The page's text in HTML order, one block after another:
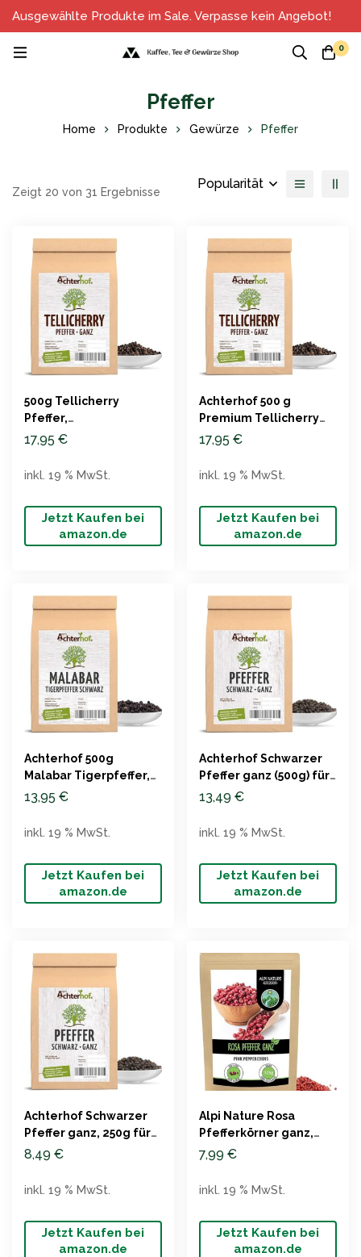
Ausgewählte Produkte im Sale. Verpasse kein Angebot!
0
Pfeffer
Home Produkte Gewürze Pfeffer
Zeigt 20 von 31 Ergebnisse
Popularität
500g Tellicherry
Pfeffer,
Premiumqualität
17,95 €
Jetzt Kaufen bei
amazon.de
inkl. 19 % MwSt.
Achterhof 500 g
Premium Tellicherry
Pfefferkörner, ganz
17,95 €
Jetzt Kaufen bei
amazon.de
inkl. 19 % MwSt.
Achterhof 500g
Malabar Tigerpfeffer,
schwarze Pfefferkörner
13,95 €
Jetzt Kaufen bei
amazon.de
inkl. 19 % MwSt.
Achterhof Schwarzer
Pfeffer ganz (500g) für
Mühle
13,49 €
Jetzt Kaufen bei
amazon.de
inkl. 19 % MwSt.
Achterhof Schwarzer
Pfeffer ganz, 250g für
Pfeffermühle
8,49 €
Jetzt Kaufen bei
amazon.de
inkl. 19 % MwSt.
Alpi Nature Rosa
Pfefferkörner ganz,
125g, 100% naturrein,
7,99 €
Jetzt Kaufen bei
amazon.de
inkl. 19 % MwSt.